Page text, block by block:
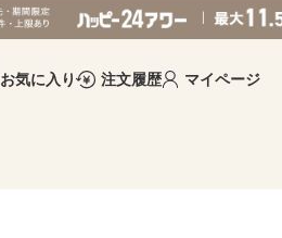
お気に入り 注文履歴 マイページ